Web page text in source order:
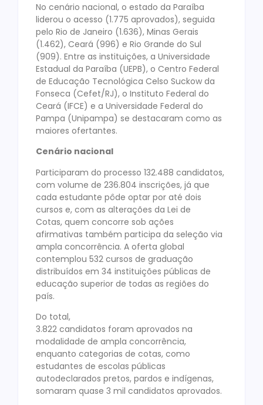
No cenário nacional, o estado da Paraíba
liderou o acesso (1.775 aprovados), seguida
pelo Rio de Janeiro (1.636), Minas Gerais
(1.462), Ceará (996) e Rio Grande do Sul
(909). Entre as instituições, a Universidade
Estadual da Paraíba (UEPB), o Centro Federal
de Educação Tecnológica Celso Suckow da
Fonseca (Cefet/RJ), o Instituto Federal do
Ceará (IFCE) e a Universidade Federal do
Pampa (Unipampa) se destacaram como as
maiores ofertantes.
Cenário nacional
Participaram do processo 132.488 candidatos,
com volume de 236.804 inscrições, já que
cada estudante pôde optar por até dois
cursos e, com as alterações da Lei de
Cotas, quem concorre sob ações
afirmativas também participa da seleção via
ampla concorrência. A oferta global
contemplou 532 cursos de graduação
distribuídos em 34 instituições públicas de
educação superior de todas as regiões do
país.
Do total,
3.822 candidatos foram aprovados na
modalidade de ampla concorrência,
enquanto categorias de cotas, como
estudantes de escolas públicas
autodeclarados pretos, pardos e indígenas,
somaram quase 3 mil candidatos aprovados.